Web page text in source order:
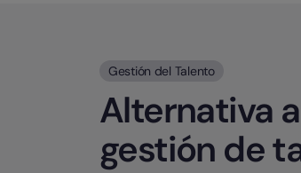
Gestión del Talento
Alternativa
gestión de